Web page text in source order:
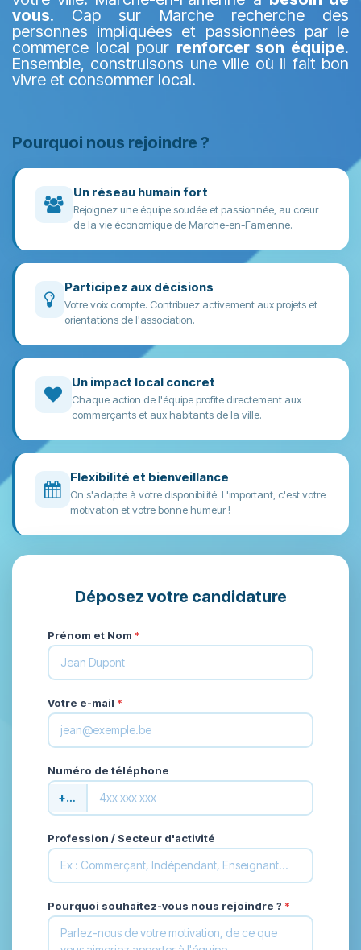
vous. Cap sur Marche recherche des
personnes impliquées et passionnées par le
commerce local pour renforcer son équipe.
Ensemble, construisons une ville où il fait bon
vivre et consommer local.
Pourquoi nous rejoindre ?
Un réseau humain fort
Rejoignez une équipe soudée et passionnée, au cœur
de la vie économique de Marche-en-Famenne.
Participez aux décisions
Votre voix compte. Contribuez activement aux projets et
orientations de l'association.
Un impact local concret
Chaque action de l'équipe profite directement aux
commerçants et aux habitants de la ville.
Flexibilité et bienveillance
On s'adapte à votre disponibilité. L'important, c'est votre
motivation et votre bonne humeur !
Déposez votre candidature
Prénom et Nom *
Votre e-mail *
Numéro de téléphone
+32
Profession / Secteur d'activité
Pourquoi souhaitez-vous nous rejoindre ? *